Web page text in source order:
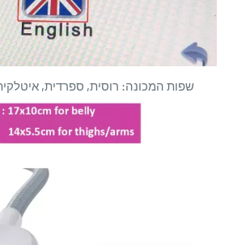
שפות המכונה: רוסית, ספרדית,